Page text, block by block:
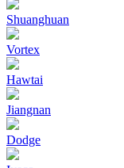
Shuanghuan
Vortex
Hawtai
Jiangnan
Dodge